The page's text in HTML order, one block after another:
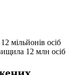
12 млн осіб